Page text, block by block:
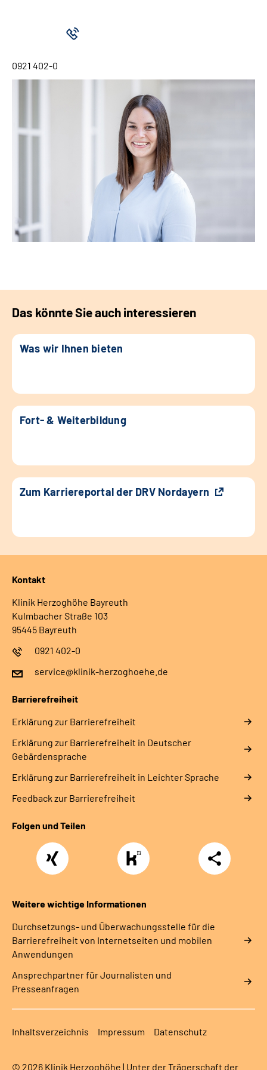
0921 402-0
Das könnte Sie auch interessieren
Was wir Ihnen bieten
Fort- & Weiterbildung
Zum Karriereportal der DRV Nordayern
Kontakt
Klinik Herzoghöhe Bayreuth
Kulmbacher Straße 103
95445 Bayreuth
0921 402-0
service@klinik-herzoghoehe.de
Barrierefreiheit
Erklärung zur Barrierefreiheit
Erklärung zur Barrierefreiheit in Deutscher
Gebärdensprache
Erklärung zur Barrierefreiheit in Leichter Sprache
Feedback zur Barrierefreiheit
Folgen und Teilen
Xing
https://www.kununu.com/de/deutsche-
rentenversicherung-
nordbayern6
Teilen
Weitere wichtige Informationen
Durchsetzungs- und Überwachungsstelle für die
Barrierefreiheit von Internetseiten und mobilen
Anwendungen
Ansprechpartner für Journalisten und
Presseanfragen
Inhaltsverzeichnis Impressum Datenschutz
© 2026 Klinik Herzoghöhe | Unter der Trägerschaft der